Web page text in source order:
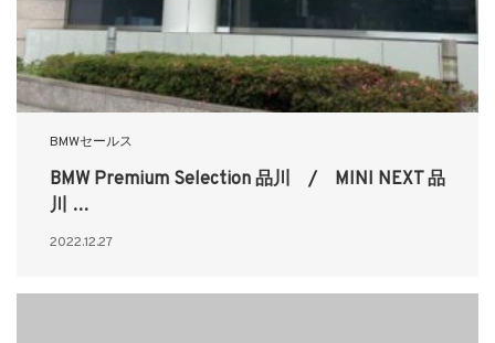
BMWセールス
BMW Premium Selection 品川 / MINI NEXT 品
川 …
2022.12.27